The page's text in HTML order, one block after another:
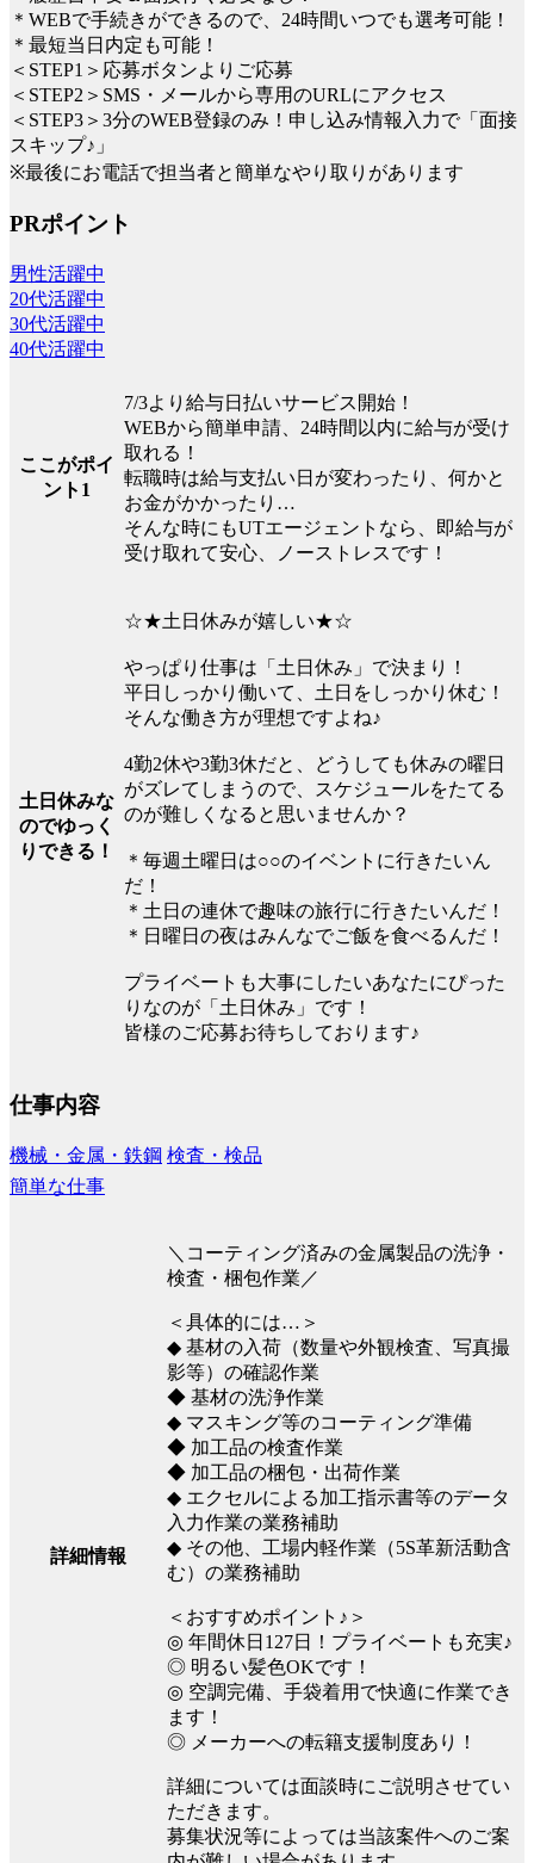
＊WEBで手続きができるので、24時間いつでも選考可能！
＊最短当日内定も可能！
＜STEP1＞応募ボタンよりご応募
＜STEP2＞SMS・メールから専用のURLにアクセス
＜STEP3＞3分のWEB登録のみ！申し込み情報入力で「面接
スキップ♪」
※最後にお電話で担当者と簡単なやり取りがあります
PRポイント
男性活躍中
20代活躍中
30代活躍中
40代活躍中
ここがポイ
ント1
7/3より給与日払いサービス開始！
WEBから簡単申請、24時間以内に給与が受け
取れる！
転職時は給与支払い日が変わったり、何かと
お金がかかったり…
そんな時にもUTエージェントなら、即給与が
受け取れて安心、ノーストレスです！
土日休みな
のでゆっく
りできる！
☆★土日休みが嬉しい★☆
やっぱり仕事は「土日休み」で決まり！
平日しっかり働いて、土日をしっかり休む！
そんな働き方が理想ですよね♪
4勤2休や3勤3休だと、どうしても休みの曜日
がズレてしまうので、スケジュールをたてる
のが難しくなると思いませんか？
＊毎週土曜日は○○のイベントに行きたいん
だ！
＊土日の連休で趣味の旅行に行きたいんだ！
＊日曜日の夜はみんなでご飯を食べるんだ！
プライベートも大事にしたいあなたにぴった
りなのが「土日休み」です！
皆様のご応募お待ちしております♪
仕事内容
機械・金属・鉄鋼 検査・検品
簡単な仕事
詳細情報
＼コーティング済みの金属製品の洗浄・
検査・梱包作業／
＜具体的には…＞
◆ 基材の入荷（数量や外観検査、写真撮
影等）の確認作業
◆ 基材の洗浄作業
◆ マスキング等のコーティング準備
◆ 加工品の検査作業
◆ 加工品の梱包・出荷作業
◆ エクセルによる加工指示書等のデータ
入力作業の業務補助
◆ その他、工場内軽作業（5S革新活動含
む）の業務補助
＜おすすめポイント♪＞
◎ 年間休日127日！プライベートも充実♪
◎ 明るい髪色OKです！
◎ 空調完備、手袋着用で快適に作業でき
ます！
◎ メーカーへの転籍支援制度あり！
詳細については面談時にご説明させてい
ただきます。
募集状況等によっては当該案件へのご案